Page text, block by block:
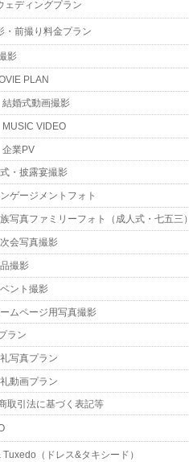
ェディングプラン
・前撮り料金プラン
影
PLAN
結婚式動画撮影
MUSIC VIDEO
企業PV
・披露宴撮影
ゲージメントフォト
写真ファミリーフォト（成人式・七五三）
次会写真撮影
撮影
ント撮影
ムページ用写真撮影
ラン
写真プラン
動画プラン
取引法に基づく表記等
Tuxedo（ドレス&タキシード）